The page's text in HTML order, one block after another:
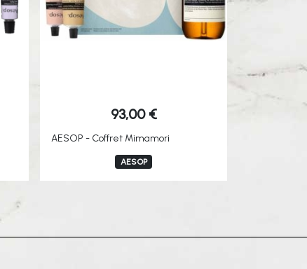
93,00 €
AESOP - Coffret Mimamori
AESOP